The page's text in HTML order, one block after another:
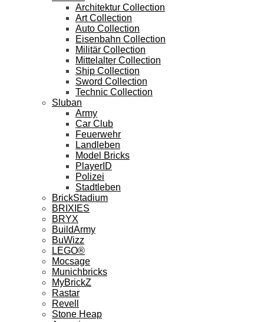
Architektur Collection
Art Collection
Auto Collection
Eisenbahn Collection
Militär Collection
Mittelalter Collection
Ship Collection
Sword Collection
Technic Collection
Sluban
Army
Car Club
Feuerwehr
Landleben
Model Bricks
PlayerID
Polizei
Stadtleben
BrickStadium
BRIXIES
BRYX
BuildArmy
BuWizz
LEGO®
Mocsage
Munichbricks
MyBrickZ
Rastar
Revell
Stone Heap